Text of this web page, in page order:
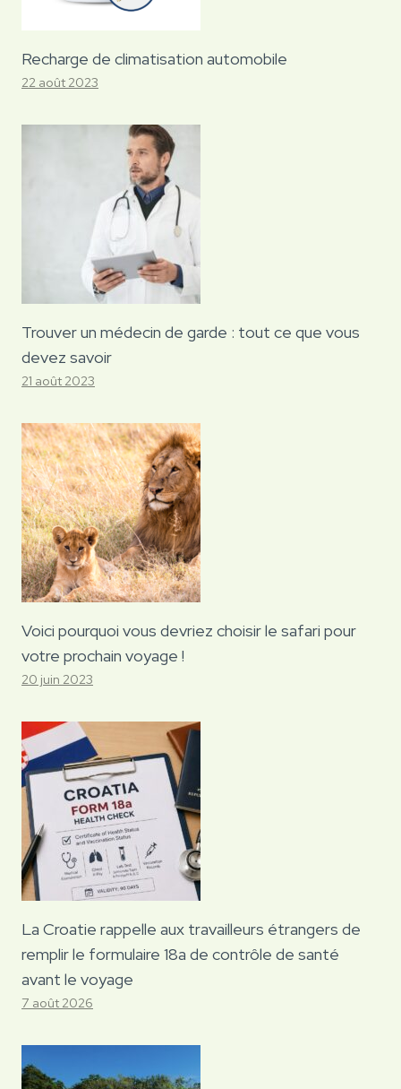
Recharge de climatisation automobile
22 août 2023
Trouver un médecin de garde : tout ce que vous
devez savoir
21 août 2023
Voici pourquoi vous devriez choisir le safari pour
votre prochain voyage !
20 juin 2023
La Croatie rappelle aux travailleurs étrangers de
remplir le formulaire 18a de contrôle de santé
avant le voyage
7 août 2026